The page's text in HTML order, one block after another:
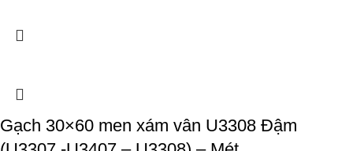
Gạch 30×60 men xám vân U3308 Đậm